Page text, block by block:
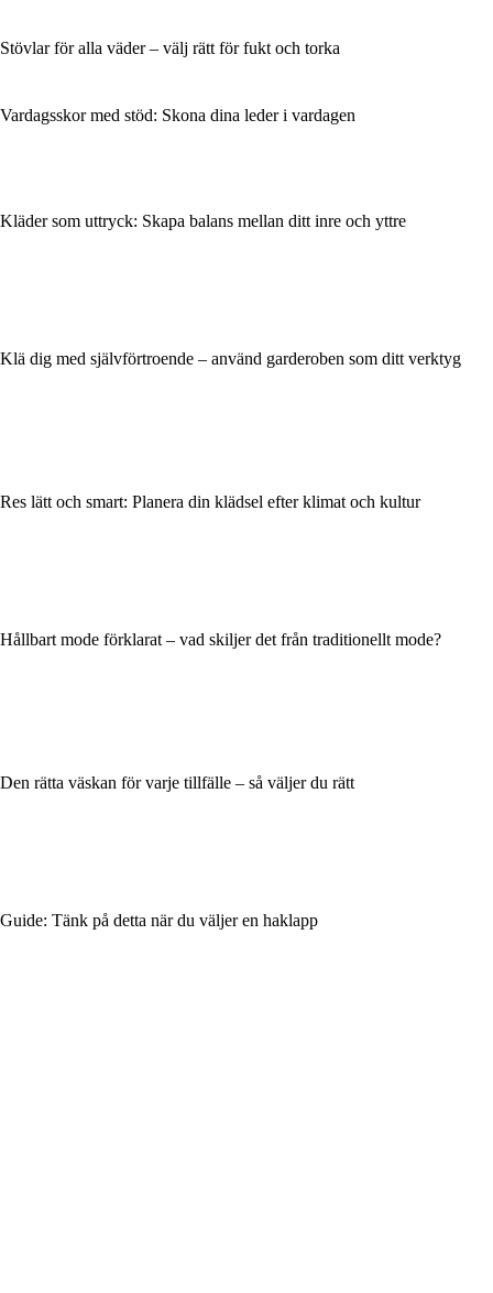
Stövlar för alla väder – välj rätt för fukt och torka
Vardagsskor med stöd: Skona dina leder i vardagen
Kläder som uttryck: Skapa balans mellan ditt inre och yttre
Klä dig med självförtroende – använd garderoben som ditt verktyg
Res lätt och smart: Planera din klädsel efter klimat och kultur
Hållbart mode förklarat – vad skiljer det från traditionellt mode?
Den rätta väskan för varje tillfälle – så väljer du rätt
Guide: Tänk på detta när du väljer en haklapp